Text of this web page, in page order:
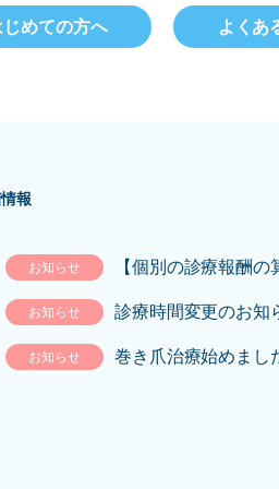
じめての方へ よくあ
報
お知らせ 【個別の診療報酬
お知らせ 診療時間変更のお知
お知らせ 巻き爪治療始めまし